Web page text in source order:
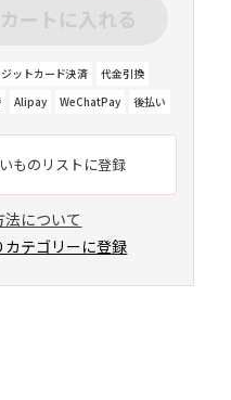
ートに入れる
ットカード決済
代金引換
Alipay WeChatPay 後払い
ものリストに登録
法について
カテゴリーに登録